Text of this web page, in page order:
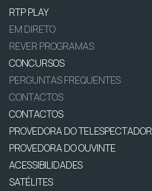
RTP PLAY
EM DIRETO
REVER PROGRAMAS
CONCURSOS
PERGUNTAS FREQUENTES
CONTACTOS
CONTACTOS
PROVEDORA DO TELESPECTADOR
PROVEDORA DO OUVINTE
ACESSIBILIDADES
SATÉLITES